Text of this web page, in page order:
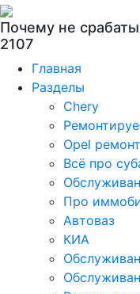
Почему не
2107
Главная
Разделы
Chery
Opel ремонт
Всё про
Про
Автоваз
КИА